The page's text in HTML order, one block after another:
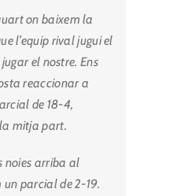
on baixem la
l’equip rival jugui el
el nostre. Ens
reaccionar a
de 18-4,
mitja part.
noies arriba al
parcial de 2-19.